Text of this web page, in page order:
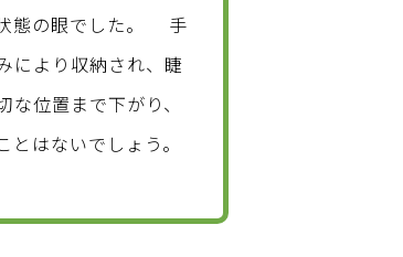
状態の眼でした。 手
により収納され、睫
位置まで下がり、
はないでしょう。